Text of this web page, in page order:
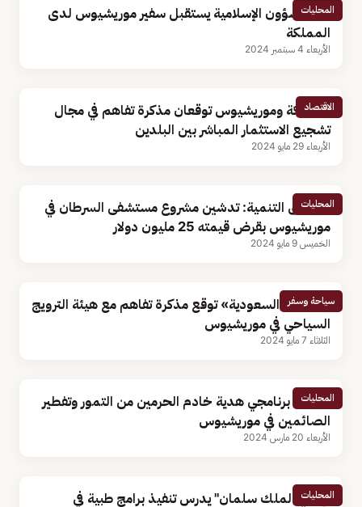
المحليات
وزير الشؤون الإسلامية يستقبل سفير موريشيوس لدى
المملكة
الأربعاء 4 سبتمبر 2024
الاقتصاد
المملكة وموريشيوس توقعان مذكرة تفاهم في مجال
تشجيع الاستثمار المباشر بين البلدين
الأربعاء 29 مايو 2024
المحليات
صندوق التنمية: تدشين مشروع مستشفى السرطان في
موريشيوس بقرض قيمته 25 مليون دولار
الخميس 9 مايو 2024
سياحة وسفر
«عطلات السعودية» توقع مذكرة تفاهم مع هيئة الترويج
السياحي في موريشيوس
الثلاثاء 7 مايو 2024
المحليات
تدشين برنامجي هدية خادم الحرمين من التمور وتفطير
الصائمين في موريشيوس
الأربعاء 20 مارس 2024
المحليات
"إغاثي الملك سلمان" يدرس تنفيذ برامج طبية في